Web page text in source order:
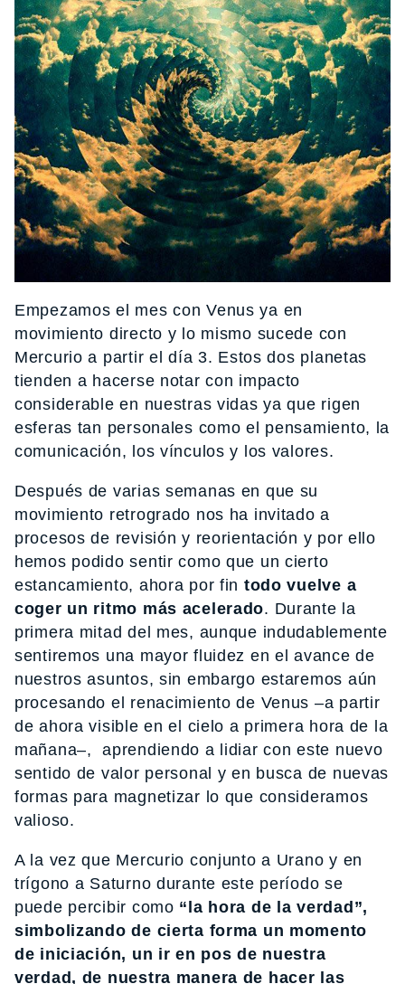
Empezamos el mes con Venus ya en
movimiento directo y lo mismo sucede con
Mercurio a partir el día 3. Estos dos planetas
tienden a hacerse notar con impacto
considerable en nuestras vidas ya que rigen
esferas tan personales como el pensamiento, la
comunicación, los vínculos y los valores.
Después de varias semanas en que su
movimiento retrogrado nos ha invitado a
procesos de revisión y reorientación y por ello
hemos podido sentir como que un cierto
estancamiento, ahora por fin todo vuelve a
coger un ritmo más acelerado. Durante la
primera mitad del mes, aunque indudablemente
sentiremos una mayor fluidez en el avance de
nuestros asuntos, sin embargo estaremos aún
procesando el renacimiento de Venus –a partir
de ahora visible en el cielo a primera hora de la
mañana–, aprendiendo a lidiar con este nuevo
sentido de valor personal y en busca de nuevas
formas para magnetizar lo que consideramos
valioso.
A la vez que Mercurio conjunto a Urano y en
trígono a Saturno durante este período se
puede percibir como “la hora de la verdad”,
simbolizando de cierta forma un momento
de iniciación, un ir en pos de nuestra
verdad, de nuestra manera de hacer las